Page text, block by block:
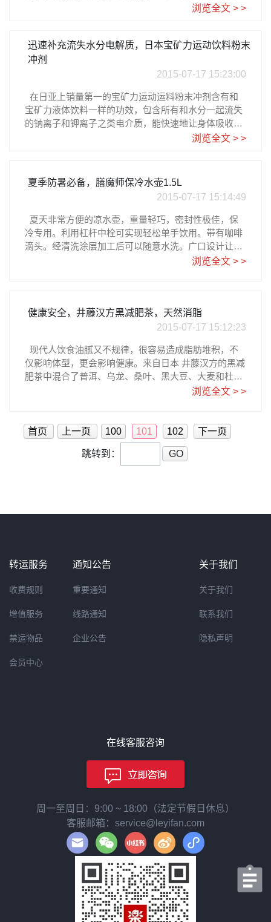
不过还好，我们还有这套KOSE SALON STYLE洗发
程参考http://www.leyifan.com/article/103.html 来自日本
KOSE，在日本本土相当有口碑的产品。它含有15种天
然滋养成分，橙花、山茶油、杏仁、熏衣草、玉米胚芽
发最内部，达到深层修复，解决发丝毛躁干枯等问题。
特别添加的高保湿胶原蛋白，有效保湿，让头发丝绸般
顺滑富有光泽，香味清新持久，在夏季始终保持女神
范。不含硅油配方，不会对头皮造成损害，配合天然精
浏览全文 > >
迅速补充流失水分电解质，日本宝矿力运动饮料粉末
冲剂
2015-07-17 15:23:00
在日亚上销量第一的宝矿力运动运料粉末冲剂含有和
宝矿力液体饮料一样的功效，包含所有和水分一起流失
的钠离子和钾离子之类电介质，能快速地让身体吸收，
回复体力，特别适合运动之后补充体能。这款粉末冲剂
泡之后放冰箱并及时饮用，另外，运动功能性饮料是不
能完全代替一般饮用水的哦。 5袋一盒，可冲泡5L，日
亚直营的价格是538日元，大约RMB27元。日亚购买点
击图片日亚下单教程请参考乐一番‍‍注册指南‍‍
浏览全文 > >
夏季防暑必备，膳魔师保冷水壶1.5L
2015-07-17 15:14:49
夏天非常方便的凉水壶，重量轻巧，密封性极佳，保
冷专用。利用杠杆中栓可实现轻松单手饮用。带有咖啡
滴头。经清洗涂层加工后可以随意水洗。广口设计让大
块的冰块也可轻松装进去。容量1.5L，外形时尚，防暑
浏览全文 > >
健康安全，井藤汉方黑减肥茶，天然消脂
2015-07-17 15:12:23
现代人饮食油腻又不规律，很容易造成脂肪堆积，不
仅影响体型，更会影响健康。来自日本 井藤汉方的黑减
肥茶中混合了普洱、乌龙、桑叶、黑大豆、大麦和杜仲
叶，全部都是清除油脂效果极好的天然成分，从源头控
形式，每天一袋，加入热水煮沸后，冷热饮皆可。一般
一天服用一袋就可以了。 它有帮助肠胃排泄的效果，
所以喝了以后每天排便的数量会相对增加，如果有便秘
浏览全文 > >
首页 上一页 100 101 102 下一页
跳转到： GO
转运服务
收费规则
增值服务
禁运物品
会员中心
通知公告
重要通知
线路通知
企业公告
关于我们
关于我们
联系我们
隐私声明
在线客服咨询
周一至周日：9:00 ~ 18:00（法定节假日休息）
客服邮箱：service@leyifan.com